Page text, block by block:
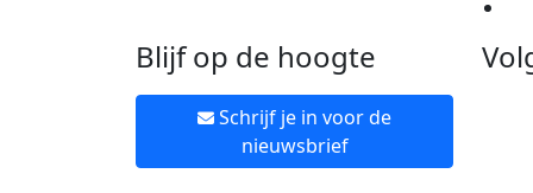
Blijf op de hoogte
Schrijf je in voor de
nieuwsbrief